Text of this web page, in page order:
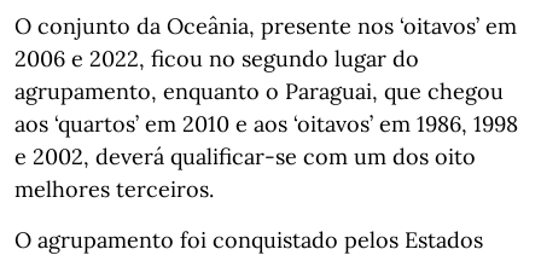
O conjunto da Oceânia, presente nos ‘oitavos’ em
2006 e 2022, ficou no segundo lugar do
agrupamento, enquanto o Paraguai, que chegou
aos ‘quartos’ em 2010 e aos ‘oitavos’ em 1986, 1998
e 2002, deverá qualificar-se com um dos oito
melhores terceiros.
O agrupamento foi conquistado pelos Estados